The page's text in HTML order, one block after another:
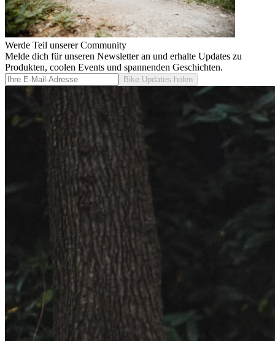
Werde Teil unserer Community
Melde dich für unseren Newsletter an und erhalte Updates zu
Produkten, coolen Events und spannenden Geschichten.
Bike Updates holen